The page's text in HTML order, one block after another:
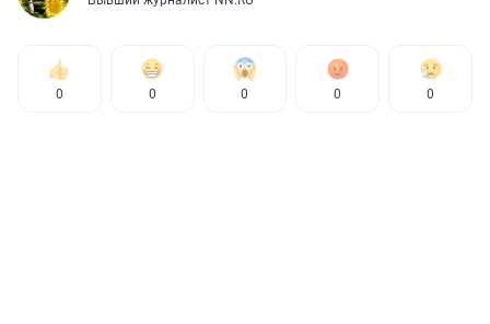
0 0 0 0 0